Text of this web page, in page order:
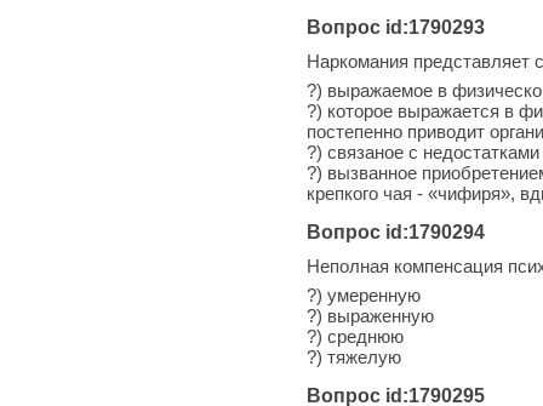
Вопрос id:1790293
Наркомания представляет
?) выражаемое в
?) которое выражается в
постепенно приводит
?) связаное с
?) вызванное
крепкого чая - «чифиря»,
Вопрос id:1790294
Неполная компенсация
?) умеренную
?) выраженную
?) среднюю
?) тяжелую
Вопрос id:1790295